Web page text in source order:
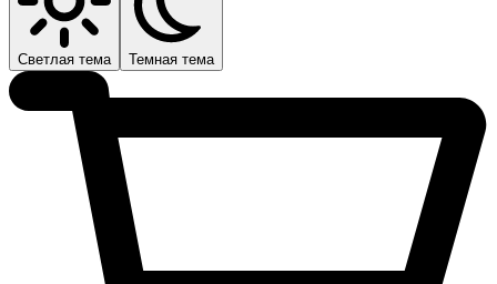
Светлая тема Темная тема